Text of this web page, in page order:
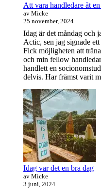
Att vara handledare åt
av Micke
25 november, 2024
Idag är det måndag och
Actic, sen jag signade
Fick möjligheten att
och min fellow
handlett en
delvis. Har främst varit
Idag var det en bra dag
av Micke
3 juni, 2024